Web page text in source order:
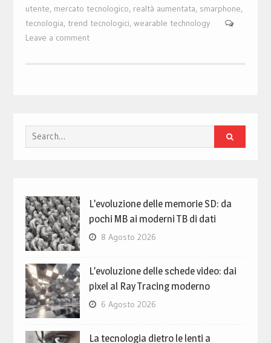
utente, mercato tecnologico, realtà aumentata, smarphone,
tecnologia, trend tecnologici, wearable technology
Leave a comment
Search
for:
L’evoluzione delle memorie SD: da
pochi MB ai moderni TB di dati
8 Agosto 2026
L’evoluzione delle schede video: dai
pixel al Ray Tracing moderno
6 Agosto 2026
La tecnologia dietro le lenti a